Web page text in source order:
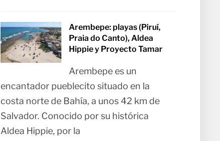
Arembepe: playas (Piruí,
Praia do Canto), Aldea
Hippie y Proyecto Tamar
Arembepe es un
encantador pueblecito situado en la
costa norte de Bahía, a unos 42 km de
Salvador. Conocido por su histórica
Aldea Hippie, por la